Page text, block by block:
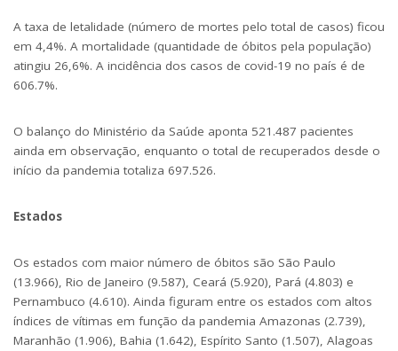
A taxa de letalidade (número de mortes pelo total de casos) ficou
em 4,4%. A mortalidade (quantidade de óbitos pela população)
atingiu 26,6%. A incidência dos casos de covid-19 no país é de
606.7%.
O balanço do Ministério da Saúde aponta 521.487 pacientes
ainda em observação, enquanto o total de recuperados desde o
início da pandemia totaliza 697.526.
Estados
Os estados com maior número de óbitos são São Paulo
(13.966), Rio de Janeiro (9.587), Ceará (5.920), Pará (4.803) e
Pernambuco (4.610). Ainda figuram entre os estados com altos
índices de vítimas em função da pandemia Amazonas (2.739),
Maranhão (1.906), Bahia (1.642), Espírito Santo (1.507), Alagoas